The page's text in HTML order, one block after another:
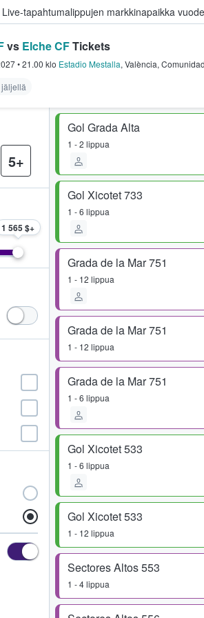
Live-tapahtumalippujen markkinapaikka
fanit ostavat ja
vs Elche CFTickets
•21.00 klo Estadio Mestalla, València,
Gol Grada Alta
1 - 2 lippua
Gol Xicotet 733
1 - 6 lippua
Grada de la Mar 751
1 - 12 lippua
Grada de la Mar 751
1 - 12 lippua
Grada de la Mar 751
1 - 6 lippua
Gol Xicotet 533
1 - 6 lippua
Gol Xicotet 533
1 - 12 lippua
Sectores Altos 553
1 - 4 lippua
5+
1 565 $